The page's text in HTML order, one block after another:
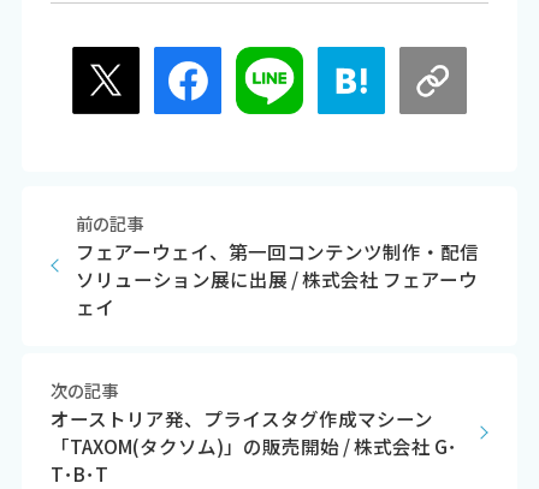
前の記事
フェアーウェイ、第一回コンテンツ制作・配信
ソリューション展に出展 / 株式会社 フェアーウ
ェイ
次の記事
オーストリア発、プライスタグ作成マシーン
「TAXOM(タクソム)」の販売開始 / 株式会社 G･
T･B･T